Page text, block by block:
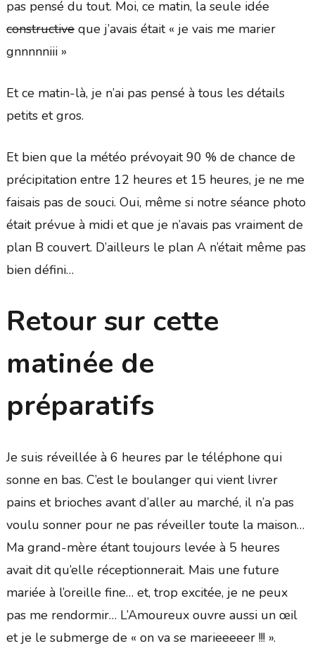
pas pensé du tout. Moi, ce matin, la seule idée
constructiveque j’avais était « je vais me marier
gnnnnniii »
Et ce matin-là, je n’ai pas pensé à tous les détails
petits et gros.
Et bien que la météo prévoyait 90 % de chance de
précipitation entre 12 heures et 15 heures, je ne me
faisais pas de souci. Oui, même si notre séance photo
était prévue à midi et que je n’avais pas vraiment de
plan B couvert. D’ailleurs le plan A n’était même pas
bien défini…
Retour sur cette
matinée de
préparatifs
Je suis réveillée à 6 heures par le téléphone qui
sonne en bas. C’est le boulanger qui vient livrer
pains et brioches avant d’aller au marché, il n’a pas
voulu sonner pour ne pas réveiller toute la maison…
Ma grand-mère étant toujours levée à 5 heures
avait dit qu’elle réceptionnerait. Mais une future
mariée à l’oreille fine… et, trop excitée, je ne peux
pas me rendormir… L’Amoureux ouvre aussi un œil
et je le submerge de « on va se marieeeeer !!! ».